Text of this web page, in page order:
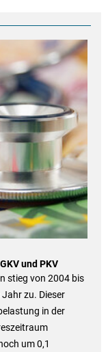
und PKV
stieg von 2004 bis
zu. Dieser
in der
um 0,1